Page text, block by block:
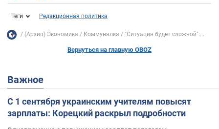
Теги Редакционная политика
(Архив) Экономика Коммуналка "Ситуация будет сложной":...
Вернуться на главную OBOZ
Важное
С 1 сентября украинским учителям повысят
зарплаты: Корецкий раскрыл подробности